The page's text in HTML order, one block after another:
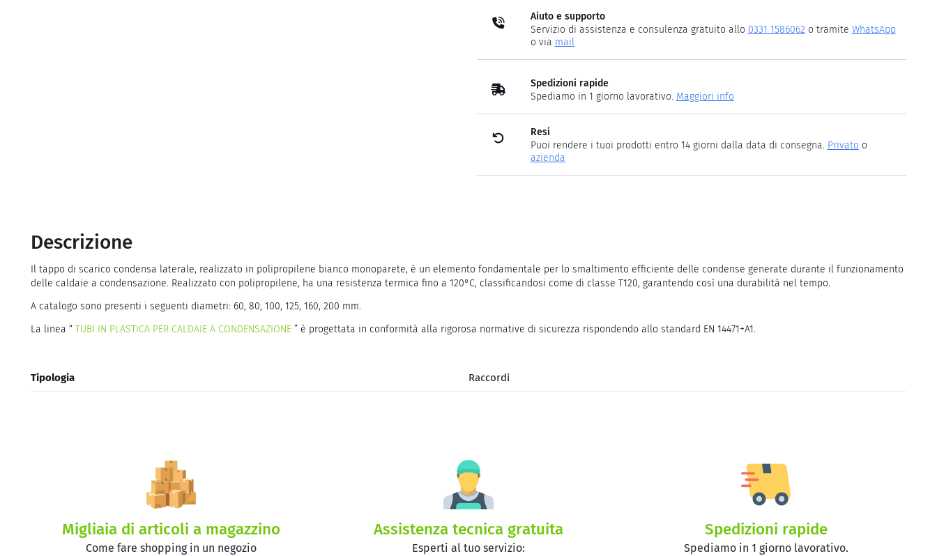
Aiuto e supporto
Servizio di assistenza e consulenza gratuito allo 0331 1586062 o tramite WhatsApp
o via mail
Spedizioni rapide
Spediamo in 1 giorno lavorativo. Maggiori info
Resi
Puoi rendere i tuoi prodotti entro 14 giorni dalla data di consegna. Privato o
azienda
Descrizione
Il tappo di scarico condensa laterale, realizzato in polipropilene bianco monoparete, è un elemento fondamentale per lo smaltimento efficiente delle condense generate durante il funzionamento
delle caldaie a condensazione. Realizzato con polipropilene, ha una resistenza termica fino a 120°C, classificandosi come di classe T120, garantendo così una durabilità nel tempo.
A catalogo sono presenti i seguenti diametri: 60, 80, 100, 125, 160, 200 mm.
La linea “ TUBI IN PLASTICA PER CALDAIE A CONDENSAZIONE ” è progettata in conformità alla rigorosa normative di sicurezza rispondendo allo standard EN 14471+A1.
Tipologia Raccordi
Migliaia di articoli a magazzino
Come fare shopping in un negozio
Assistenza tecnica gratuita
Esperti al tuo servizio:
Spedizioni rapide
Spediamo in 1 giorno lavorativo.